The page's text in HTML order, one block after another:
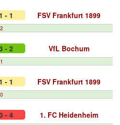
1 - 1 FSV Frankfurt 1899
- 2 VfL Bochum
1 - 1 FSV Frankfurt 1899
- 4 1. FC Heidenheim